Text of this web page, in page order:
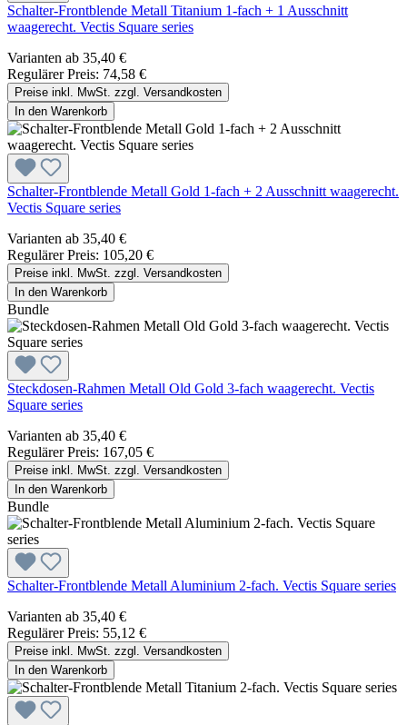
Schalter-Frontblende Metall Titanium 1-fach + 1 Ausschnitt
waagerecht. Vectis Square series
Varianten ab 35,40 €
Regulärer Preis: 74,58 €
Preise inkl. MwSt. zzgl. Versandkosten
In den Warenkorb
Schalter-Frontblende Metall Gold 1-fach + 2 Ausschnitt waagerecht.
Vectis Square series
Varianten ab 35,40 €
Regulärer Preis: 105,20 €
Preise inkl. MwSt. zzgl. Versandkosten
In den Warenkorb
Bundle
Steckdosen-Rahmen Metall Old Gold 3-fach waagerecht. Vectis
Square series
Varianten ab 35,40 €
Regulärer Preis: 167,05 €
Preise inkl. MwSt. zzgl. Versandkosten
In den Warenkorb
Bundle
Schalter-Frontblende Metall Aluminium 2-fach. Vectis Square series
Varianten ab 35,40 €
Regulärer Preis: 55,12 €
Preise inkl. MwSt. zzgl. Versandkosten
In den Warenkorb